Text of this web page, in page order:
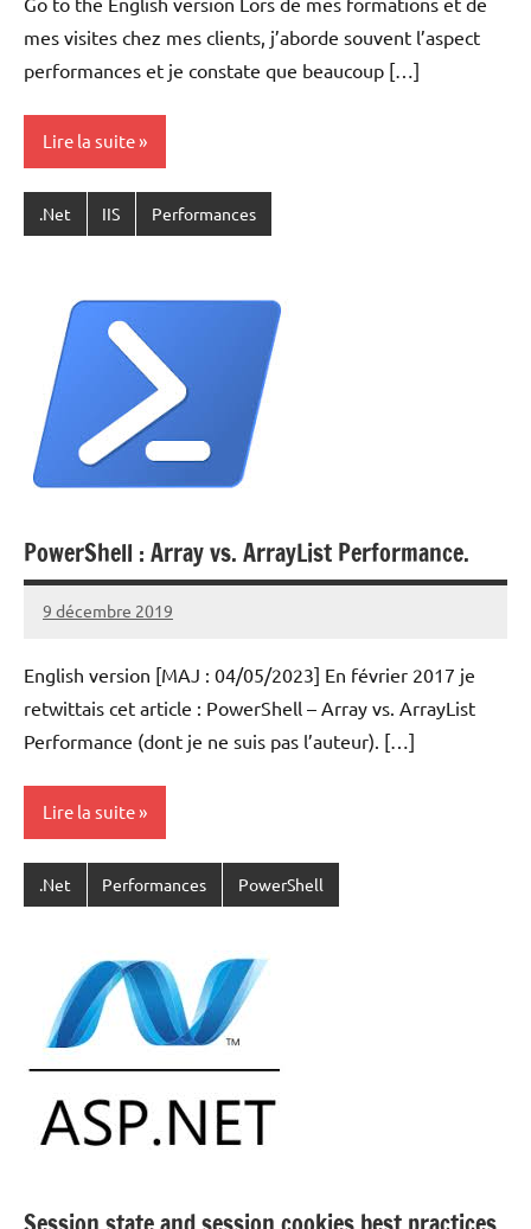
ACKER
mes visites chez mes clients, j’aborde souvent l’aspect
performances et je constate que beaucoup […]
Lire la suite
.Net IIS Performances
PowerShell : Array vs. ArrayList Performance.
9 décembre 2019
Laurent
ACKER
English version [MAJ : 04/05/2023] En février 2017 je
retwittais cet article : PowerShell – Array vs. ArrayList
Performance (dont je ne suis pas l’auteur). […]
Lire la suite
.Net Performances PowerShell